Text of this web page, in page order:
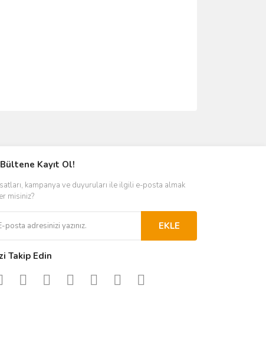
Kayıt Ol!
kampanya ve duyuruları ile ilgili e-posta almak
misiniz?
EKLE
Takip Edin